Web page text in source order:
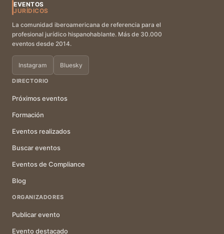
EVENTOS
JURÍDICOS
La comunidad iberoamericana de referencia para el
profesional jurídico hispanohablante. Más de 30.000
eventos desde 2014.
Instagram Bluesky
DIRECTORIO
Próximos eventos
Formación
Eventos realizados
Buscar eventos
Eventos de Compliance
Blog
ORGANIZADORES
Publicar evento
Evento destacado